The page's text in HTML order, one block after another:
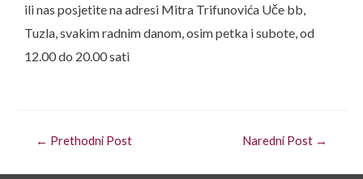
ili nas posjetite na adresi Mitra Trifunovića Uče bb,
Tuzla, svakim radnim danom, osim petka i subote, od
12.00 do 20.00 sati
← Prethodni Post Naredni Post →